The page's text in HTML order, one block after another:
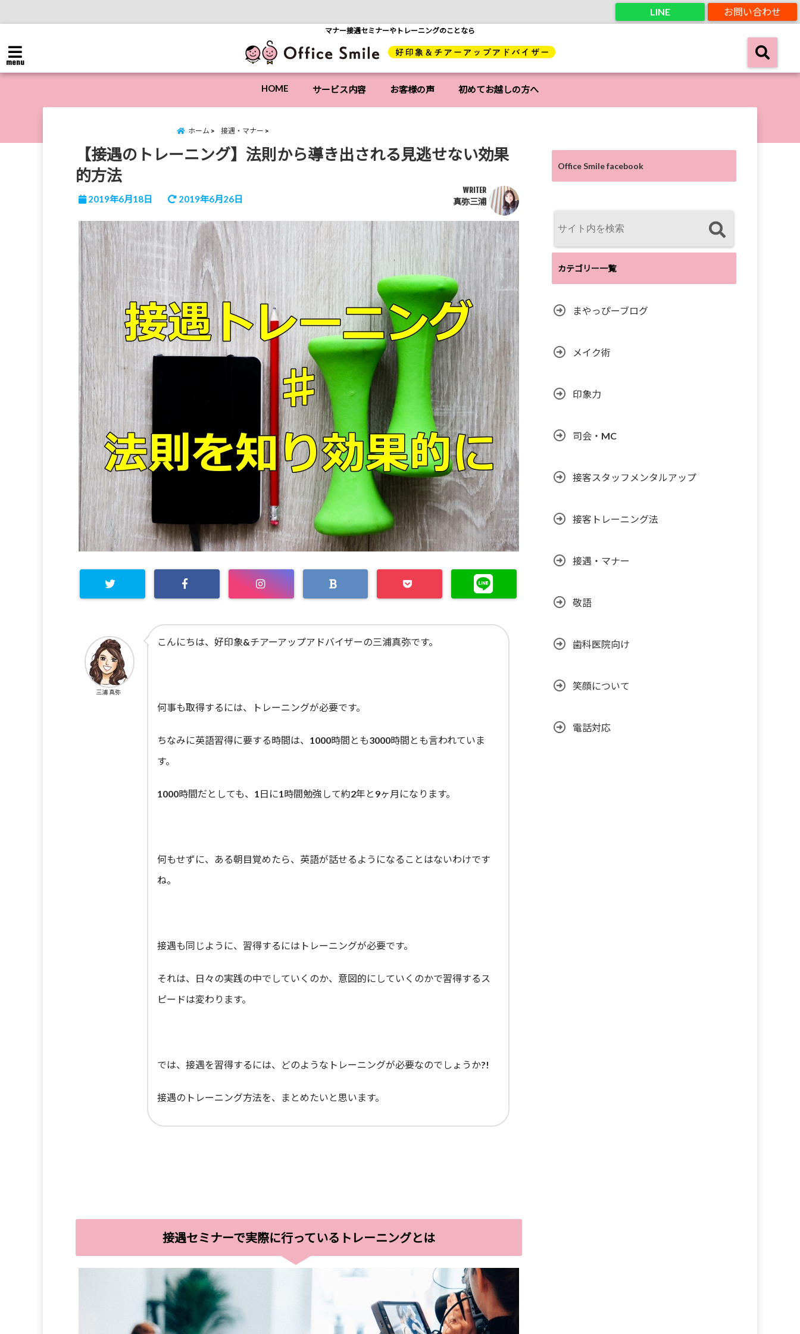
お問い合わせ
LINE
マナー接遇セミナーやトレーニングのことなら
menu
HOME サービス内容 お客様の声 初めてお越しの方へ
ホーム 接遇・マナー
【接遇のトレーニング】法則から導き出される見逃せない効果
的方法
2019年6月18日 2019年6月26日
WRITER
真弥三浦
こんにちは、好印象&チアーアップアドバイザーの三浦真弥です。
何事も取得するには、トレーニングが必要です。
ちなみに英語習得に要する時間は、1000時間とも3000時間とも言われていま
す。
1000時間だとしても、1日に1時間勉強して約2年と9ヶ月になります。
何もせずに、ある朝目覚めたら、英語が話せるようになることはないわけです
ね。
接遇も同じように、習得するにはトレーニングが必要です。
それは、日々の実践の中でしていくのか、意図的にしていくのかで習得するス
ピードは変わります。
では、接遇を習得するには、どのようなトレーニングが必要なのでしょうか?!
接遇のトレーニング方法を、まとめたいと思います。
三浦 真弥
接遇セミナーで実際に行っているトレーニングとは
Office Smile facebook
カテゴリー一覧
まやっぴーブログ
メイク術
印象力
司会・MC
接客スタッフメンタルアップ
接客トレーニング法
接遇・マナー
敬語
歯科医院向け
笑顔について
電話対応